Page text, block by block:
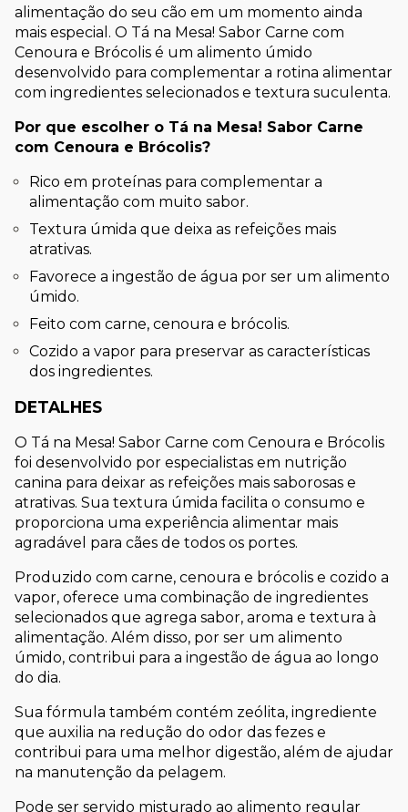
alimentação do seu cão em um momento ainda
mais especial. O Tá na Mesa! Sabor Carne com
Cenoura e Brócolis é um alimento úmido
desenvolvido para complementar a rotina alimentar
com ingredientes selecionados e textura suculenta.
Por que escolher o Tá na Mesa! Sabor Carne
com Cenoura e Brócolis?
Rico em proteínas para complementar a
alimentação com muito sabor.
Textura úmida que deixa as refeições mais
atrativas.
Favorece a ingestão de água por ser um alimento
úmido.
Feito com carne, cenoura e brócolis.
Cozido a vapor para preservar as características
dos ingredientes.
DETALHES
O Tá na Mesa! Sabor Carne com Cenoura e Brócolis
foi desenvolvido por especialistas em nutrição
canina para deixar as refeições mais saborosas e
atrativas. Sua textura úmida facilita o consumo e
proporciona uma experiência alimentar mais
agradável para cães de todos os portes.
Produzido com carne, cenoura e brócolis e cozido a
vapor, oferece uma combinação de ingredientes
selecionados que agrega sabor, aroma e textura à
alimentação. Além disso, por ser um alimento
úmido, contribui para a ingestão de água ao longo
do dia.
Sua fórmula também contém zeólita, ingrediente
que auxilia na redução do odor das fezes e
contribui para uma melhor digestão, além de ajudar
na manutenção da pelagem.
Pode ser servido misturado ao alimento regular